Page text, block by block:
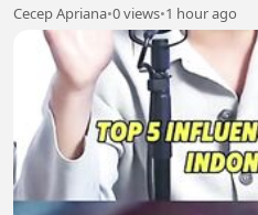
Cecep Apriana•0 views•1 hour ago